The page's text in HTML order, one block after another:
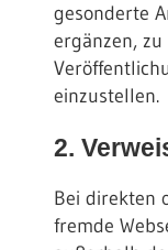
gesonderte
ergänzen,
einzustellen.
2.
Bei direkten
fremde